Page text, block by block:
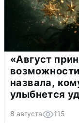
«Август
назвала,
улыбнется
8 августа 115